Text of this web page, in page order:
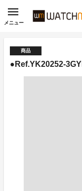
メニュー
商品
●Ref.YK20252-